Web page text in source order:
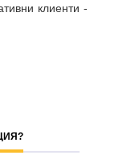
клиенти -